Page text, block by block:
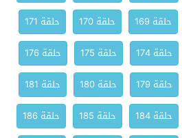
حلقة 169 حلقة 170
حلقة 171
حلقة 174 حلقة 175
حلقة 176
حلقة 179 حلقة 180
حلقة 181
حلقة 184 حلقة 185
حلقة 186